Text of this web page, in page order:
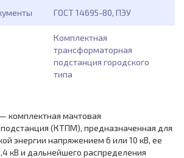
ГОСТ 14695-80, ПЭУ
Комплектная
трансформаторная
подстанция городского
типа
комплектная мачтовая
(КТПМ), предназначенная для
энергии напряжением 6 или 10 кВ, ее
кВ и дальнейшего распределения